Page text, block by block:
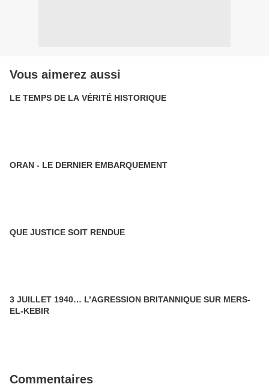
Vous aimerez aussi
LE TEMPS DE LA VÉRITÉ HISTORIQUE
ORAN - LE DERNIER EMBARQUEMENT
QUE JUSTICE SOIT RENDUE
3 JUILLET 1940… L’AGRESSION BRITANNIQUE SUR MERS-
EL-KEBIR
Commentaires